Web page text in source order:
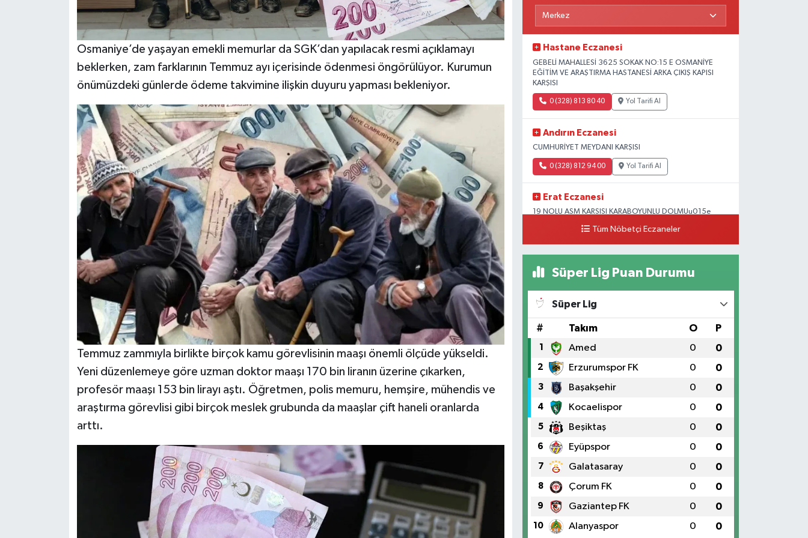
Osmaniye’de yaşayan emekli memurlar da SGK’dan yapılacak resmi açıklamayı
beklerken, zam farklarının Temmuz ayı içerisinde ödenmesi öngörülüyor. Kurumun
önümüzdeki günlerde ödeme takvimine ilişkin duyuru yapması bekleniyor.
Temmuz zammıyla birlikte birçok kamu görevlisinin maaşı önemli ölçüde yükseldi.
Yeni düzenlemeye göre uzman doktor maaşı 170 bin liranın üzerine çıkarken,
profesör maaşı 153 bin lirayı aştı. Öğretmen, polis memuru, hemşire, mühendis ve
araştırma görevlisi gibi birçok meslek grubunda da maaşlar çift haneli oranlarda
arttı.
Hastane Eczanesi
GEBELİ MAHALLESİ 3625 SOKAK NO:15 E OSMANİYE
EĞİTİM VE ARAŞTIRMA HASTANESİ ARKA ÇIKIŞ KAPISI
KARŞISI
0 (328) 813 80 40 Yol Tarifi Al
Andırın Eczanesi
CUMHURİYET MEYDANI KARŞISI
0 (328) 812 94 00 Yol Tarifi Al
Erat Eczanesi
19 NOLU ASM KARSISI KARABOYUNLU DOLMUu015e
Tüm Nöbetçi Eczaneler
Süper Lig Puan Durumu
Süper Lig
# Takım O P
1 Amed 0 0
2 Erzurumspor FK 0 0
3 Başakşehir 0 0
4 Kocaelispor 0 0
5 Beşiktaş 0 0
6 Eyüpspor 0 0
7 Galatasaray 0 0
8 Çorum FK 0 0
9 Gaziantep FK 0 0
10 Alanyaspor 0 0